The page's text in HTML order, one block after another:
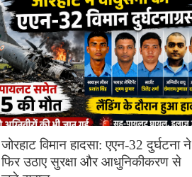
जोरहाट विमान हादसा: एएन-32 दुर्घटना ने
फिर उठाए सुरक्षा और आधुनिकीकरण से